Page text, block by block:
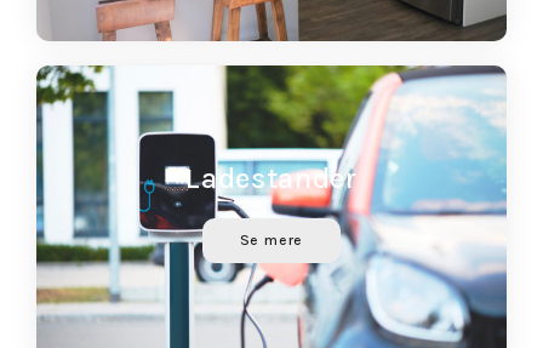
Ladestander
Se mere